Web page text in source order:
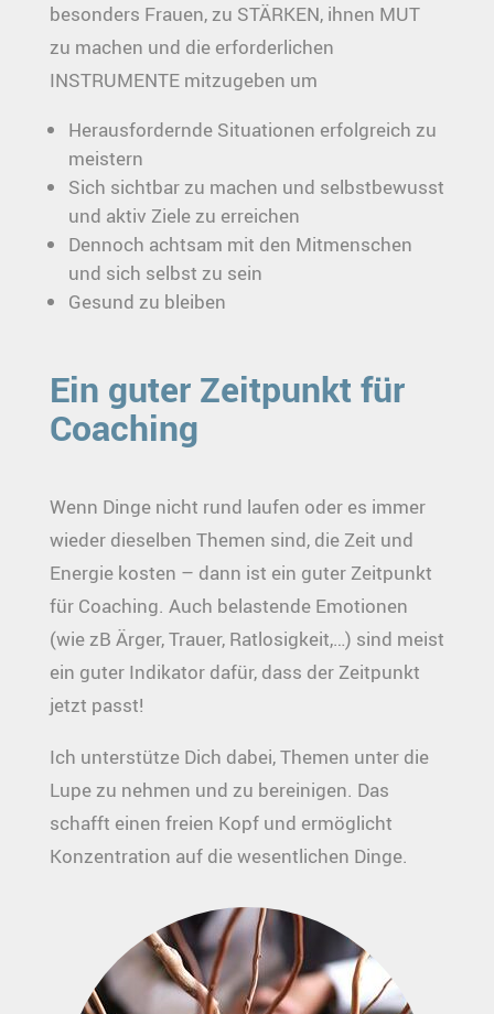
besonders Frauen, zu STÄRKEN, ihnen MUT
zu machen und die erforderlichen
INSTRUMENTE mitzugeben um
Herausfordernde Situationen erfolgreich zu
meistern
Sich sichtbar zu machen und selbstbewusst
und aktiv Ziele zu erreichen
Dennoch achtsam mit den Mitmenschen
und sich selbst zu sein
Gesund zu bleiben
Ein guter Zeitpunkt für
Coaching
Wenn Dinge nicht rund laufen oder es immer
wieder dieselben Themen sind, die Zeit und
Energie kosten – dann ist ein guter Zeitpunkt
für Coaching. Auch belastende Emotionen
(wie zB Ärger, Trauer, Ratlosigkeit,…) sind meist
ein guter Indikator dafür, dass der Zeitpunkt
jetzt passt!
Ich unterstütze Dich dabei, Themen unter die
Lupe zu nehmen und zu bereinigen. Das
schafft einen freien Kopf und ermöglicht
Konzentration auf die wesentlichen Dinge.